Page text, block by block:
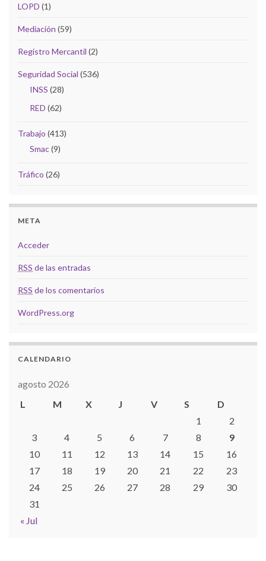
LOPD (1)
Mediación (59)
Registro Mercantil (2)
Seguridad Social (536)
INSS (28)
RED (62)
Trabajo (413)
Smac(9)
Tráfico (26)
META
Acceder
RSS de las entradas
RSS de los comentarios
WordPress.org
CALENDARIO
agosto 2026
L
M X J V S D
« Jul
1
2
3
4 5 6 7 8
9
10
11 12 13 14 15
16
17
18 19 20 21 22
23
24
25 26 27 28 29
30
31